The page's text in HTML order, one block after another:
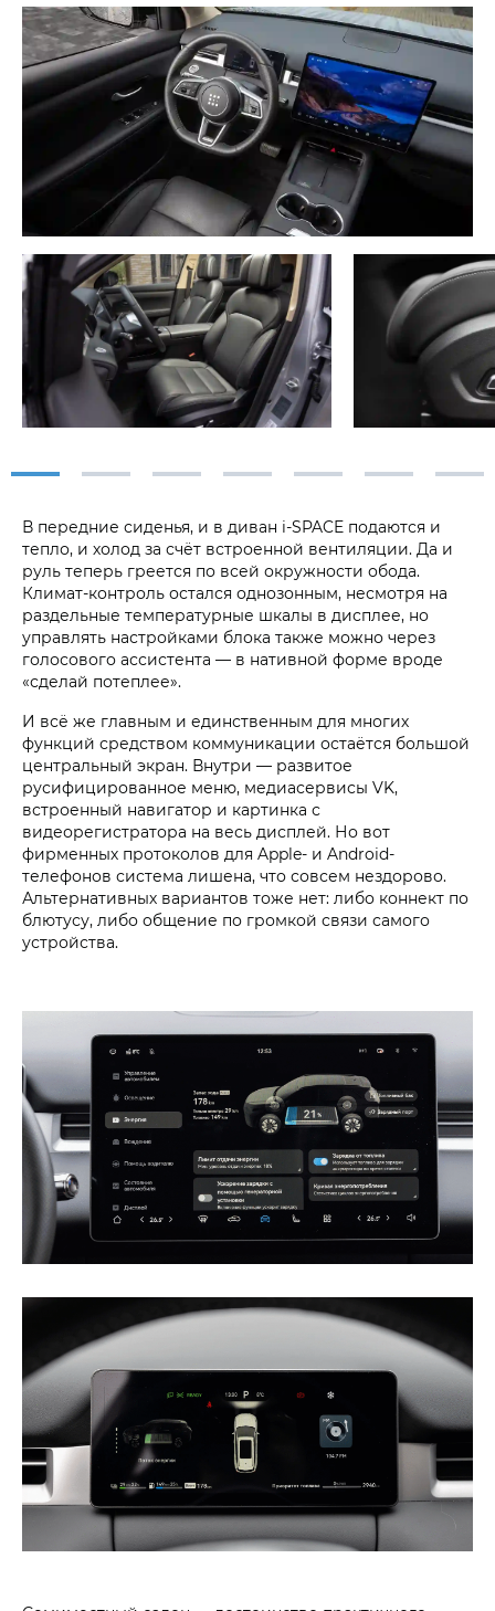
В передние сиденья, и в диван i‑SPACE подаются и
тепло, и холод за счёт встроенной вентиляции. Да и
руль теперь греется по всей окружности обода.
Климат-контроль остался однозонным, несмотря на
раздельные температурные шкалы в дисплее, но
управлять настройками блока также можно через
голосового ассистента — в нативной форме вроде
«сделай потеплее».
И всё же главным и единственным для многих
функций средством коммуникации остаётся большой
центральный экран. Внутри — развитое
русифицированное меню, медиасервисы VK,
встроенный навигатор и картинка с
видеорегистратора на весь дисплей. Но вот
фирменных протоколов для Apple- и Android-
телефонов система лишена, что совсем нездорово.
Альтернативных вариантов тоже нет: либо коннект по
блютусу, либо общение по громкой связи самого
устройства.